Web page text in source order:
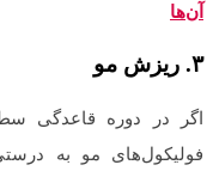
آن‌ها
۳. ریزش مو
اگر در دوره قاعدگی
فولیکول‌های مو به